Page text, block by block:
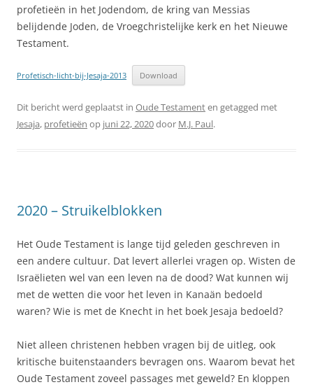
profetieën in het Jodendom, de kring van Messias
belijdende Joden, de Vroegchristelijke kerk en het Nieuwe
Testament.
Profetisch-licht-bij-Jesaja-2013 Download
Dit bericht werd geplaatst in Oude Testamenten getagged met
Jesaja, profetieën op juni 22, 2020door M.J. Paul.
2020 – Struikelblokken
Het Oude Testament is lange tijd geleden geschreven in
een andere cultuur. Dat levert allerlei vragen op. Wisten de
Israëlieten wel van een leven na de dood? Wat kunnen wij
met de wetten die voor het leven in Kanaän bedoeld
waren? Wie is met de Knecht in het boek Jesaja bedoeld?
Niet alleen christenen hebben vragen bij de uitleg, ook
kritische buitenstaanders bevragen ons. Waarom bevat het
Oude Testament zoveel passages met geweld? En kloppen